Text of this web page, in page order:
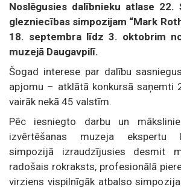
Noslēgusies dalībnieku atlase 22.
glezniecības simpozijam “Mark
18. septembra līdz 3. oktobrim
muzejā Daugavpilī.
Šogad interese par dalību
apjomu – atklātā konkursā saņemti
vairāk nekā 45 valstīm.
Pēc iesniegto darbu un
izvērtēšanas muzeja ekspertu
simpozijā izraudzījusies desmit
radošais rokraksts, profesionālā
virziens vispilnīgāk atbalso